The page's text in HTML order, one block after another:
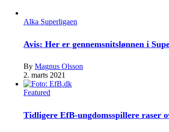
Alka Superligaen
Avis: Her er gennemsnitslønnen i
By Magnus Olsson
2. marts 2021
Featured
Tidligere EfB-ungdomsspillere raser